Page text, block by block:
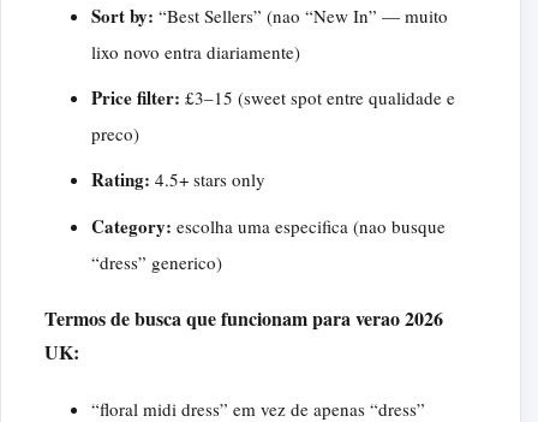
Sort by: “Best Sellers” (nao “New In” — muito
lixo novo entra diariamente)
Price filter: £3–15 (sweet spot entre qualidade e
preco)
Rating: 4.5+ stars only
Category: escolha uma especifica (nao busque
“dress” generico)
Termos de busca que funcionam para verao 2026
UK:
“floral midi dress” em vez de apenas “dress”